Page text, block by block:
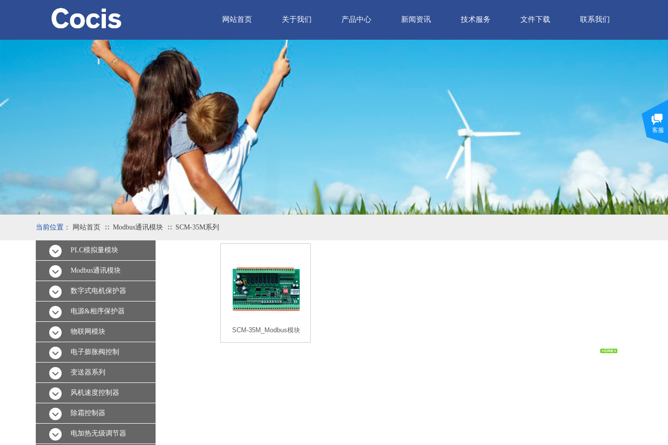
当前位置： 网站首页 ∷ Modbus通讯模块 ∷ SCM-35M系列
PLC模拟量模块
Modbus通讯模块
数字式电机保护器
电源&相序保护器
物联网模块
电子膨胀阀控制
变送器系列
风机速度控制器
除霜控制器
电加热无级调节器
SCM-35M_Modbus模块
网站首页 关于我们 产品中心 新闻资讯 技术服务 文件下载 联系我们
客服